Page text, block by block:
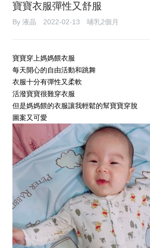
寶寶衣服彈性又舒服
By 液晶 2022-02-13 哺乳2個月
寶寶穿上媽媽餵衣服
每天開心的自由活動和跳舞
衣服十分有彈性又柔軟
活潑寶寶很難穿衣服
但是媽媽餵的衣服讓我輕鬆的幫寶寶穿脫
圖案又可愛